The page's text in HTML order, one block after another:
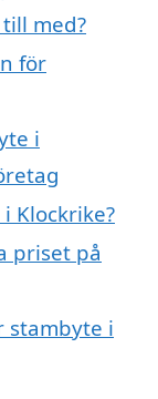
med?
för
i
Klockrike?
priset på
stambyte i